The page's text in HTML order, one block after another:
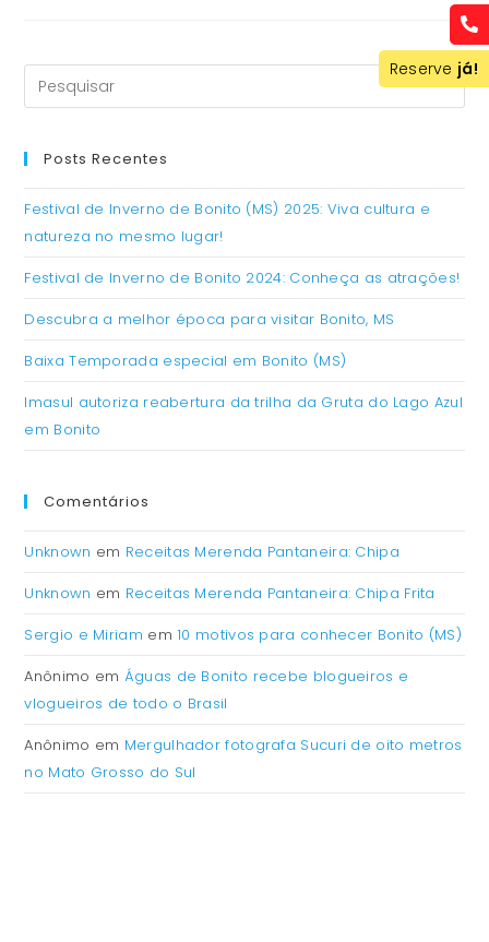
Posts Recentes
Festival de Inverno de Bonito (MS) 2025: Viva cultura e
natureza no mesmo lugar!
Festival de Inverno de Bonito 2024: Conheça as atrações!
Descubra a melhor época para visitar Bonito, MS
Baixa Temporada especial em Bonito (MS)
Imasul autoriza reabertura da trilha da Gruta do Lago Azul
em Bonito
Comentários
Unknown em Receitas Merenda Pantaneira: Chipa
Unknown em Receitas Merenda Pantaneira: Chipa Frita
Sergio e Miriam em10 motivos para conhecer Bonito (MS)
Anônimo em Águas de Bonito recebe blogueiros e
vlogueiros de todo o Brasil
Anônimo em Mergulhador fotografa Sucuri de oito metros
no Mato Grosso do Sul
Reserve já!